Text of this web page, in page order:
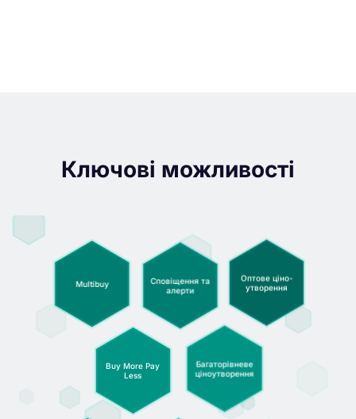
Ключові можливості
Multibuy
Сповіщення та
алерти
Оптове ціно­
утворення
Buy More Pay
Less
Багато­рівневе
ціно­утворення